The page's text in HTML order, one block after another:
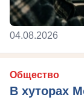
04.08.2026
Общество
В хуторах